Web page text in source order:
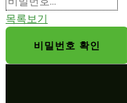
목록보기
비밀번호 확인